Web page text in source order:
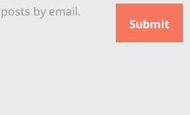
by email.